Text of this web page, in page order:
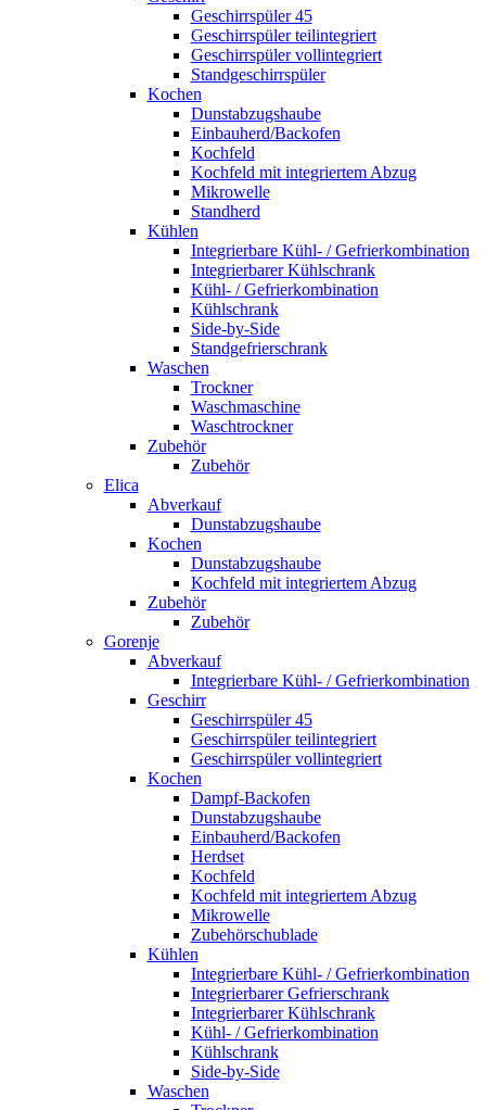
Geschirrspüler 45
Geschirrspüler teilintegriert
Geschirrspüler vollintegriert
Standgeschirrspüler
Kochen
Dunstabzugshaube
Einbauherd/Backofen
Kochfeld
Kochfeld mit integriertem Abzug
Mikrowelle
Standherd
Kühlen
Integrierbare Kühl- / Gefrierkombination
Integrierbarer Kühlschrank
Kühl- / Gefrierkombination
Kühlschrank
Side-by-Side
Standgefrierschrank
Waschen
Trockner
Waschmaschine
Waschtrockner
Zubehör
Zubehör
Elica
Abverkauf
Dunstabzugshaube
Kochen
Dunstabzugshaube
Kochfeld mit integriertem Abzug
Zubehör
Zubehör
Gorenje
Abverkauf
Integrierbare Kühl- / Gefrierkombination
Geschirr
Geschirrspüler 45
Geschirrspüler teilintegriert
Geschirrspüler vollintegriert
Kochen
Dampf-Backofen
Dunstabzugshaube
Einbauherd/Backofen
Herdset
Kochfeld
Kochfeld mit integriertem Abzug
Mikrowelle
Zubehörschublade
Kühlen
Integrierbare Kühl- / Gefrierkombination
Integrierbarer Gefrierschrank
Integrierbarer Kühlschrank
Kühl- / Gefrierkombination
Kühlschrank
Side-by-Side
Waschen